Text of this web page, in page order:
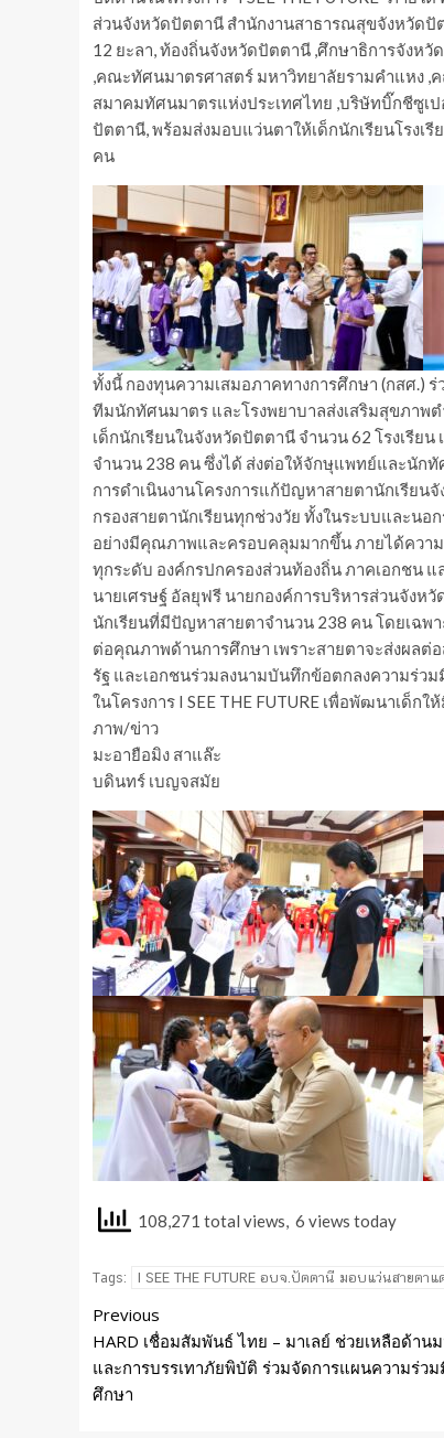
ส่วนจังหวัดปัตตานี สำนักงานสาธารณสุขจังหวัด
12 ยะลา, ท้องถิ่นจังหวัดปัตตานี ,ศึกษาธิการจังห
,คณะทัศนมาตรศาสตร์ มหาวิทยาลัยรามคำแหง ,
สมาคมทัศนมาตรแห่งประเทศไทย ,บริษัทบิ๊กชีซูเ
ปัตตานี, พร้อมส่งมอบแว่นตาให้เด็กนักเรียนโรงเ
คน
ทั้งนี้ กองทุนความเสมอภาคทางการศึกษา (กสศ.)
ทีมนักทัศนมาตร และโรงพยาบาลส่งเสริมสุขภาพ
เด็กนักเรียนในจังหวัดปัตตานี จำนวน 62 โรงเรี
จำนวน 238 คน ซึ่งได้ ส่งต่อให้จักษุแพทย์และนัก
การดำเนินงานโครงการแก้ปัญหาสายตานักเรียนจั
กรองสายตานักเรียนทุกช่วงวัย ทั้งในระบบและน
อย่างมีคุณภาพและครอบคลุมมากขึ้น ภายได้ควา
ทุกระดับ องค์กรปกครองส่วนท้องถิ่น ภาคเอกชน
นายเศรษฐ์ อัลยุฟรี นายกองค์การบริหารส่วนจังห
นักเรียนที่มีปัญหาสายตาจำนวน 238 คน โดยเฉพ
ต่อคุณภาพด้านการศึกษา เพราะสายตาจะส่งผล
รัฐ และเอกชนร่วมลงนามบันทึกข้อตกลงความร่ว
ในโครงการ I SEE THE FUTURE เพื่อพัฒนาเ
ภาพ/ข่าว
มะอายือมิง สาแล๊ะ
บดินทร์ เบญจสมัย
108,271 total views, 6 views today
Tags: I SEE THE FUTURE อบจ.ปัตตานี มอบแว่นสายต
Previous
HARD เชื่อมสัมพันธ์ ไทย – มาเลย์ ช่วยเหลือด้าน
และการบรรเทาภัยพิบัติ ร่วมจัดการแผนความร่ว
ศึกษา